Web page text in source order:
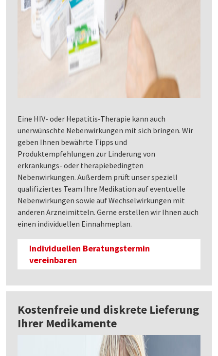
Eine HIV- oder Hepatitis-Therapie kann auch
unerwünschte Nebenwirkungen mit sich bringen. Wir
geben Ihnen bewährte Tipps und
Produktempfehlungen zur Linderung von
erkrankungs- oder therapiebedingten
Nebenwirkungen. Außerdem prüft unser speziell
qualifiziertes Team Ihre Medikation auf eventuelle
Nebenwirkungen sowie auf Wechselwirkungen mit
anderen Arzneimitteln. Gerne erstellen wir Ihnen auch
einen individuellen Einnahmeplan.
Individuellen Beratungstermin
vereinbaren
Kostenfreie und diskrete Lieferung
Ihrer Medikamente